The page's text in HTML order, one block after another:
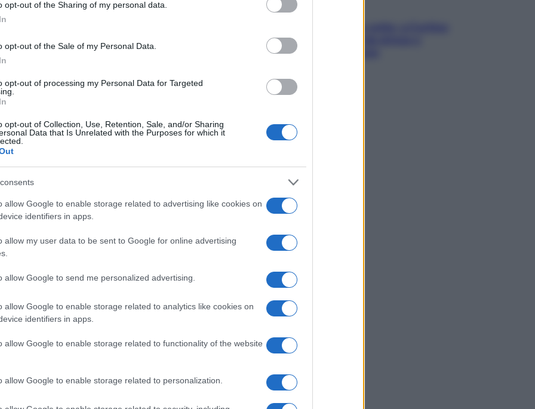
consent section.
opt-out of the Sharing of my personal data.
opt-out of the Sale of my Personal Data.
opt-out of processing my Personal Data for Targeted
opt-out of Collection, Use, Retention, Sale, and/or Sharing
Data that Is Unrelated with the Purposes for which it
allow Google to enable storage related to advertising like cookies on
identifiers in apps.
allow my user data to be sent to Google for online advertising
allow Google to send me personalized advertising.
allow Google to enable storage related to analytics like cookies on
identifiers in apps.
allow Google to enable storage related to functionality of the website
allow Google to enable storage related to personalization.
come gas trasportatore di anestetici volatili;
sostanze farmaceutiche; • nella gestione di
flussi d’aria di qualità controllata; • per
medicinale sintetico compresso: azoto.
invece indicati esclusivamente ossigeno puro o
nei casi di ipossia, il flusso e la durata
della causa dell’ipossia. In questi casi, la
nei bambini tale volume varia in funzione di
nelle prime ore di vita anche valori
una somministrazione affidabile di gas che
due giorni lontani da stress e
ansia da smartphone